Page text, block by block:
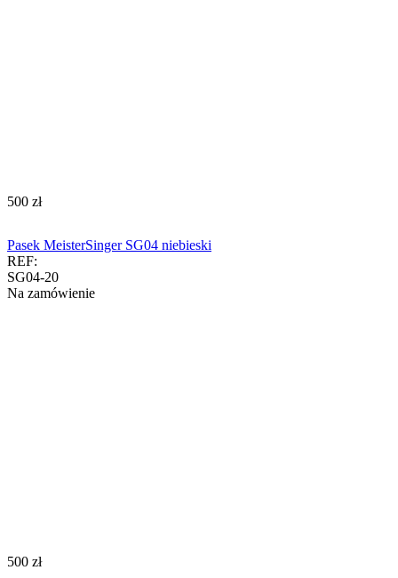
‍500‍ zł
Pasek MeisterSinger SG04 niebieski
REF:
SG04-20
Na zamówienie
‍500‍ zł